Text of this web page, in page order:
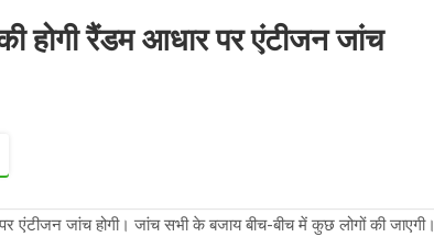
होगी रैंडम आधार पर एंटीजन जांच
एंटीजन जांच होगी। जांच सभी के बजाय बीच-बीच में कुछ लोगों की जाएगी।